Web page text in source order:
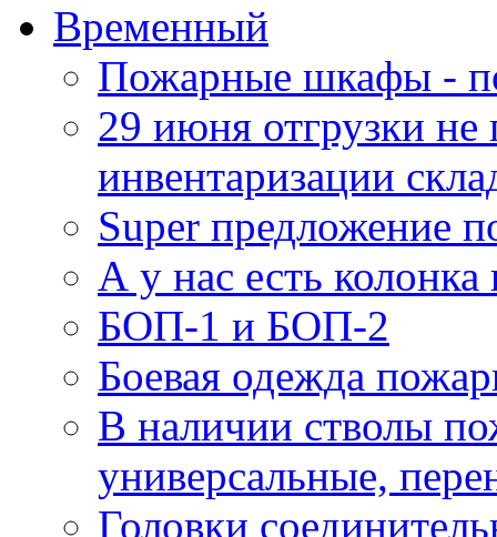
Временный
Пожарные шкафы -
29 июня отгрузки не
инвентаризации
Super предложение
А у нас есть
БОП-1 и БОП-2
Боевая одежда
В наличии стволы
универсальные,
Головки